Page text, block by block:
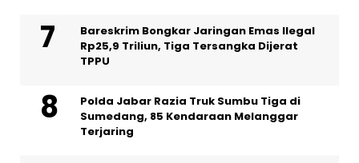
Bareskrim Bongkar Jaringan Emas Ilegal
Rp25,9 Triliun, Tiga Tersangka Dijerat
TPPU
Polda Jabar Razia Truk Sumbu Tiga di
Sumedang, 85 Kendaraan Melanggar
Terjaring